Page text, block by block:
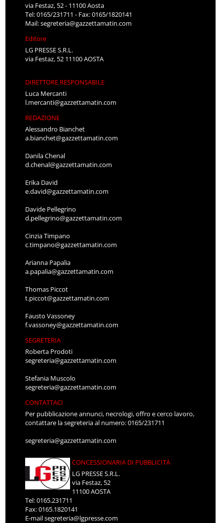
via Festaz, 52 - 11100 Aosta
Tel: 0165/231711 - Fax: 0165/1820141
Mail:segreteria@gazzettamatin.com
Editore
LG PRESSE S.R.L.
via Festaz, 52 11100 AOSTA
DIRETTORE RESPONSABILE
Luca Mercanti
l.mercanti@gazzettamatin.com
REDAZIONE
Alessandro Bianchet
a.bianchet@gazzettamatin.com
Danila Chenal
d.chenal@gazzettamatin.com
Erika David
e.david@gazzettamatin.com
Davide Pellegrino
d.pellegrino@gazzettamatin.com
Cinzia Timpano
c.timpano@gazzettamatin.com
Arianna Papalia
a.papalia@gazzettamatin.com
Thomas Piccot
t.piccot@gazzettamatin.com
Fausto Vassoney
f.vassoney@gazzettamatin.com
SEGRETERIA
Roberta Prodoti
segreteria@gazzettamatin.com
Stefania Muscolo
segreteria@gazzettamatin.com
CONTATTACI
Per pubblicazione annunci, necrologi, offro e cerco lavoro,
contattare la segreteria al numero: 0165/231711
segreteria@gazzettamatin.com
CONCESSIONARIA DI PUBBLICITÀ
LG PRESSE S.R.L.
via Festaz, 52
11100 AOSTA
Tel: 0165.231711
Fax: 0165.1820141
E-mailsegreteria@lgpresse.com